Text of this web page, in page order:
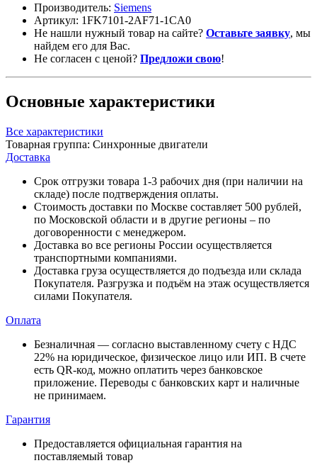
Производитель: Siemens
Артикул: 1FK7101-2AF71-1CA0
Не нашли нужный товар на сайте? Оставьте заявку, мы
найдем его для Вас.
Не согласен с ценой? Предложи свою!
Основные характеристики
Все характеристики
Товарная группа: Синхронные двигатели
Доставка
Срок отгрузки товара 1-3 рабочих дня (при наличии на
складе) после подтверждения оплаты.
Стоимость доставки по Москве составляет 500 рублей,
по Московской области и в другие регионы – по
договоренности с менеджером.
Доставка во все регионы России осуществляется
транспортными компаниями.
Доставка груза осуществляется до подъезда или склада
Покупателя. Разгрузка и подъём на этаж осуществляется
силами Покупателя.
Оплата
Безналичная — согласно выставленному счету c НДС
22% на юридическое, физическое лицо или ИП. В счете
есть QR-код, можно оплатить через банковское
приложение. Переводы с банковских карт и наличные
не принимаем.
Гарантия
Предоставляется официальная гарантия на
поставляемый товар